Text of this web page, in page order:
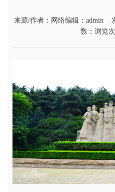
来源/作者：网络编辑：admin
数：浏览